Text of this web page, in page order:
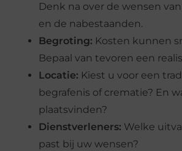
Denk na over de wensen
en de nabestaanden.
Begroting: Kosten kunnen
Bepaal van tevoren een
Locatie: Kiest u voor een
begrafenis of crematie? En
plaatsvinden?
Dienstverleners: Welke
past bij uw wensen?